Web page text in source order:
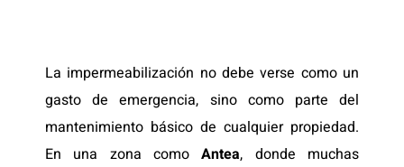
La impermeabilización no debe verse como un
gasto de emergencia, sino como parte del
mantenimiento básico de cualquier propiedad.
En una zona comoAntea, donde muchas